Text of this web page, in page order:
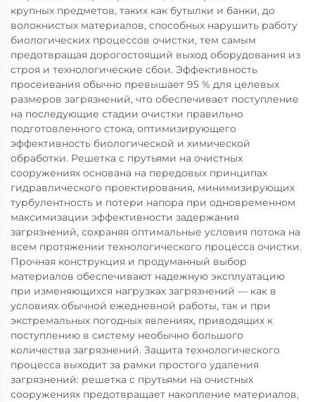
крупных предметов, таких как бутылки и банки, до
волокнистых материалов, способных нарушить работу
биологических процессов очистки, тем самым
предотвращая дорогостоящий выход оборудования из
строя и технологические сбои. Эффективность
просеивания обычно превышает 95 % для целевых
размеров загрязнений, что обеспечивает поступление
на последующие стадии очистки правильно
подготовленного стока, оптимизирующего
эффективность биологической и химической
обработки. Решетка с прутьями на очистных
сооружениях основана на передовых принципах
гидравлического проектирования, минимизирующих
турбулентность и потери напора при одновременном
максимизации эффективности задержания
загрязнений, сохраняя оптимальные условия потока на
всем протяжении технологического процесса очистки.
Прочная конструкция и продуманный выбор
материалов обеспечивают надежную эксплуатацию
при изменяющихся нагрузках загрязнений — как в
условиях обычной ежедневной работы, так и при
экстремальных погодных явлениях, приводящих к
поступлению в систему необычно большого
количества загрязнений. Защита технологического
процесса выходит за рамки простого удаления
загрязнений: решетка с прутьями на очистных
сооружениях предотвращает накопление материалов,